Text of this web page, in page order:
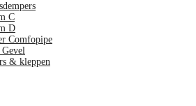
C
D
Comfopipe
& kleppen